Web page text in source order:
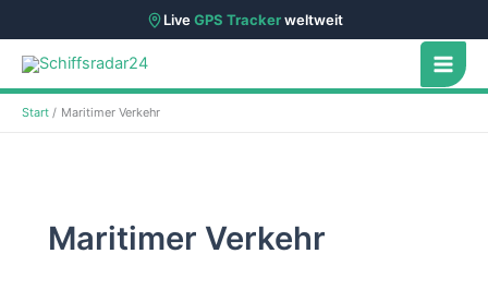
LiveGPS Trackerweltweit
Zum
Inhalt
springen
Start Maritimer Verkehr
Maritimer Verkehr